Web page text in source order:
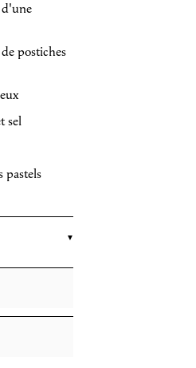
postiches
sel
pastels